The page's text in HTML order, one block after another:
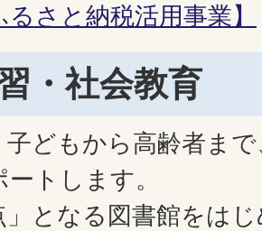
さと納税活用事業】
・社会教育
子どもから高齢者ま
トします。
」となる図書館をは